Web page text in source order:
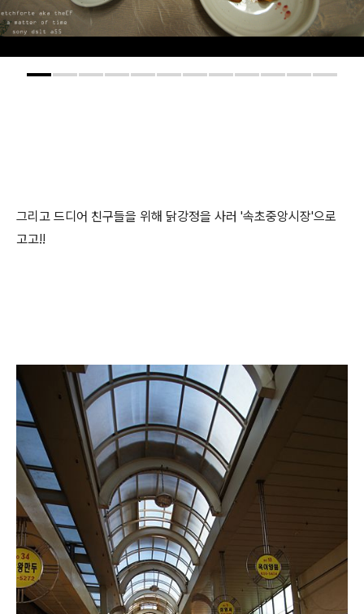
그리고 드디어 친구들을 위해 닭강정을 사러 '속초중앙시장'으로
고고!!